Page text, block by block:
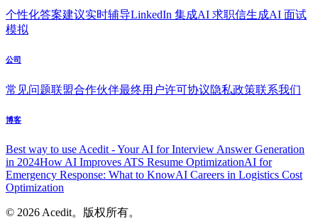
个性化答案建议实时辅导LinkedIn 集成AI 求职信生成AI 面试
模拟
公司
常见问题联盟合作伙伴最终用户许可协议隐私政策联系我们
博客
Best way to use Acedit - Your AI for Interview Answer Generation
in 2024How AI Improves ATS Resume OptimizationAI for
Emergency Response: What to KnowAI Careers in Logistics Cost
Optimization
© 2026 Acedit。版权所有。